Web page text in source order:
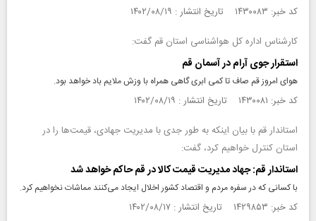
کد خبر: ۱۴۳۰۰۸۳ تاریخ انتشار : ۱۴۰۲/۰۸/۱۹
کارشناس اداره کل هواشناسی استان قم گفت:
استقرار جوی آرام در آسمان قم
هوای امروز قم صاف تا کمی ابری گاهی همراه با وزش ملایم باد خواهد بود.
کد خبر: ۱۴۳۰۰۸۱ تاریخ انتشار : ۱۴۰۲/۰۸/۱۹
استاندار قم با بیان اینکه به طور جدی با مدیریت جهادی، قیمت‌ها را در
استان کنترل خواهیم کرد، گفت:
استاندار قم: جهاد مدیریت قیمت کالا‌ در قم حاکم خواهد شد
با کسانی که در سفره مردم و اقتصاد کشور اخلال ایجاد می‌کنند مماشات نخواهیم کرد.
کد خبر: ۱۴۲۹۸۵۳ تاریخ انتشار : ۱۴۰۲/۰۸/۱۷